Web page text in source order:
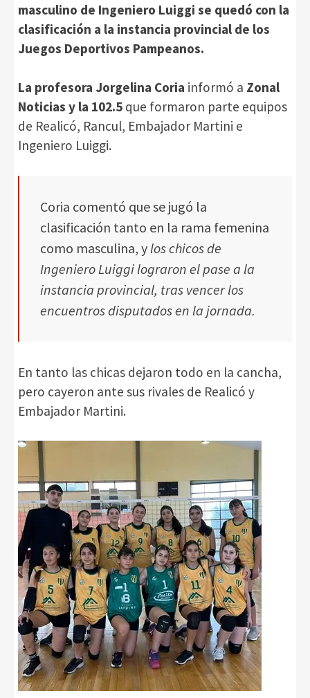
masculino de Ingeniero Luiggi se quedó con la
clasificación a la instancia provincial de los
Juegos Deportivos Pampeanos.
La profesora Jorgelina Coria informó a Zonal
Noticias y la 102.5 que formaron parte equipos
de Realicó, Rancul, Embajador Martini e
Ingeniero Luiggi.
Coria comentó que se jugó la
clasificación tanto en la rama femenina
como masculina, y los chicos de
Ingeniero Luiggi lograron el pase a la
instancia provincial, tras vencer los
encuentros disputados en la jornada.
En tanto las chicas dejaron todo en la cancha,
pero cayeron ante sus rivales de Realicó y
Embajador Martini.